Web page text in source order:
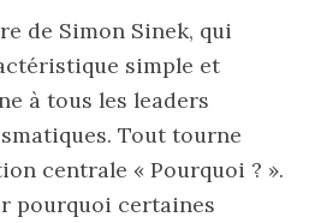
de Simon Sinek, qui
simple et
à tous les leaders
Tout tourne
centrale « Pourquoi ? ».
pourquoi certaines